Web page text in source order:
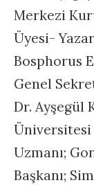
Merkezi
Üyesi-
Bosphorus
Genel
Dr. Ayşegül
Üniversitesi
Uzmanı;
Başkanı;